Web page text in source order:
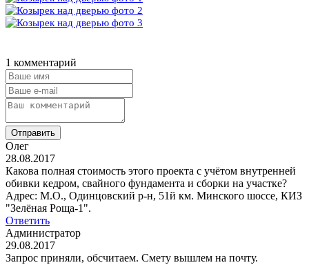
1 комментарий
Отправить
Олег
28.08.2017
Какова полная стоимость этого проекта с учётом внутренней
обивки кедром, свайного фундамента и сборки на участке?
Адрес: М.О., Одинцовский р-н, 51й км. Минского шоссе, КИЗ
"Зелёная Роща-1".
Ответить
Администратор
29.08.2017
Запрос приняли, обсчитаем. Смету вышлем на почту.